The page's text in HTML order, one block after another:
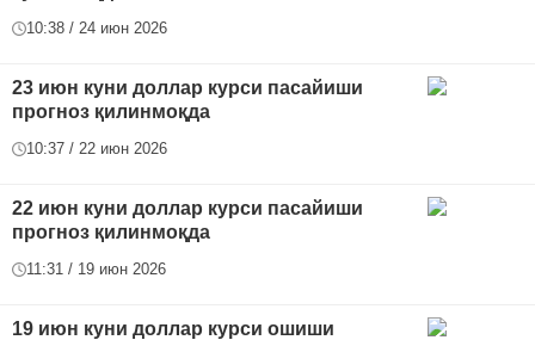
10:38 / 24 июн 2026
23 июн куни доллар курси пасайиши
прогноз қилинмоқда
10:37 / 22 июн 2026
22 июн куни доллар курси пасайиши
прогноз қилинмоқда
11:31 / 19 июн 2026
19 июн куни доллар курси ошиши